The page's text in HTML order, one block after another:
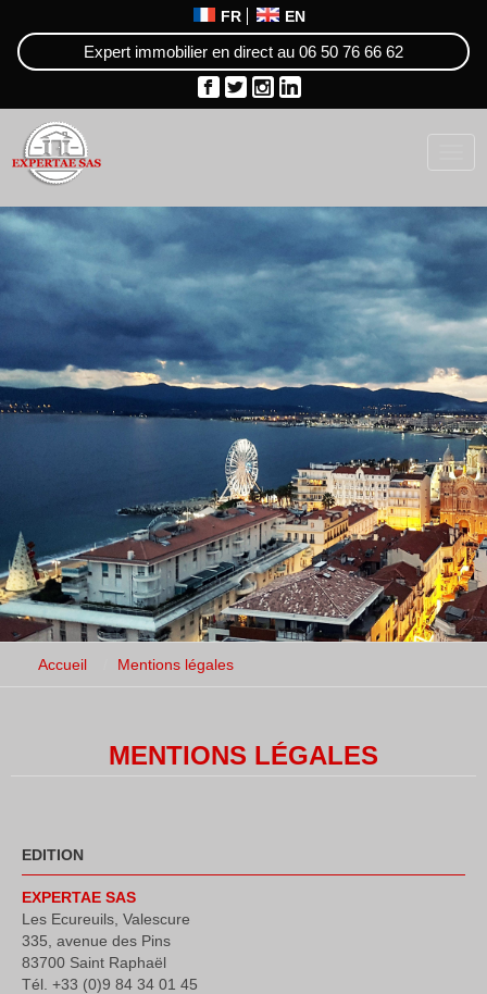
FR EN
Expert immobilier en direct au 06 50 76 66 62
Accueil Mentions légales
MENTIONS LÉGALES
EDITION
EXPERTAE SAS
Les Ecureuils, Valescure
335, avenue des Pins
83700 Saint Raphaël
Tél. +33 (0)9 84 34 01 45